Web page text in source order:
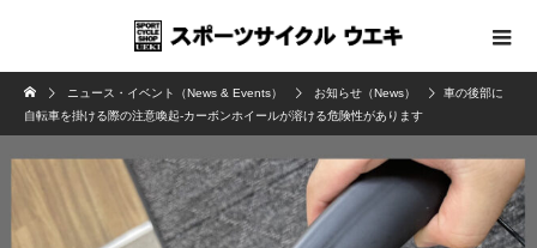
ニュース・イベント（News & Events） お知らせ（News）
車の後部に
自転車を掛ける際の注意喚起-カーボンホイールが溶ける危険性があります